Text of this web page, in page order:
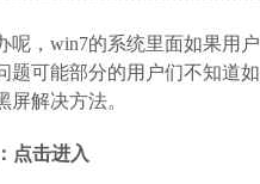
，win7的系统里面如果用
题可能部分的用户们不知道
解决方法。
点击进入